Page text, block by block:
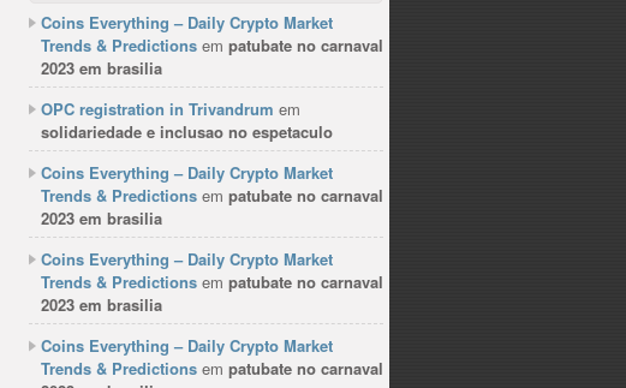
Coins Everything – Daily Crypto Market
Trends & Predictions em patubate no carnaval
2023 em brasilia
OPC registration in Trivandrum em
solidariedade e inclusao no espetaculo
Coins Everything – Daily Crypto Market
Trends & Predictions em patubate no carnaval
2023 em brasilia
Coins Everything – Daily Crypto Market
Trends & Predictions em patubate no carnaval
2023 em brasilia
Coins Everything – Daily Crypto Market
Trends & Predictions em patubate no carnaval